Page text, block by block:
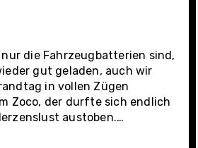
die Fahrzeugbatterien sind,
gut geladen, auch wir
in vollen Zügen
Zoco, der durfte sich endlich
austoben.…